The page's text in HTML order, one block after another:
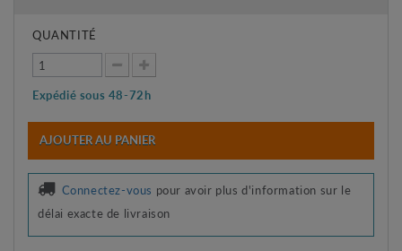
QUANTITÉ
Expédié sous 48-72h
AJOUTER AU PANIER
Connectez-vous pour avoir plus d'information sur le
délai exacte de livraison